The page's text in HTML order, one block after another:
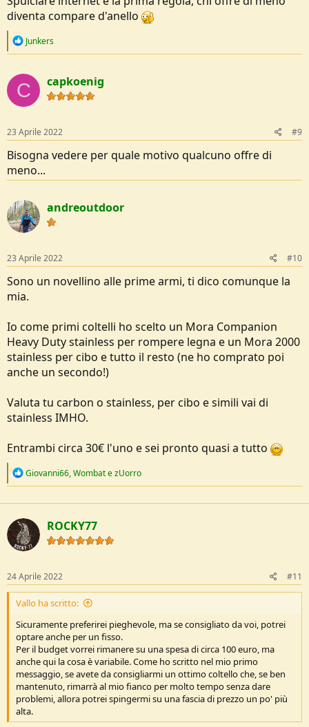
diventa compare d'anello
R
c
t
i
o
s
:
Junkers
C capkoenig
23 Aprile 2022 #9
Bisogna vedere per quale motivo qualcuno offre di
meno...
andreoutdoor
23 Aprile 2022 #10
Sono un novellino alle prime armi, ti dico comunque la
mia.
Io come primi coltelli ho scelto un Mora Companion
Heavy Duty stainless per rompere legna e un Mora 2000
stainless per cibo e tutto il resto (ne ho comprato poi
anche un secondo!)
Valuta tu carbon o stainless, per cibo e simili vai di
stainless IMHO.
Entrambi circa 30€ l'uno e sei pronto quasi a tutto
R
c
t
i
o
n
Giovanni66,WombatezUorro
ROCKY77
24 Aprile 2022 #11
Vallo ha scritto:
Sicuramente preferirei pieghevole, ma se consigliato da voi, potrei
optare anche per un fisso.
Per il budget vorrei rimanere su una spesa di circa 100 euro, ma
anche qui la cosa è variabile. Come ho scritto nel mio primo
messaggio, se avete da consigliarmi un ottimo coltello che, se ben
mantenuto, rimarrà al mio fianco per molto tempo senza dare
problemi, allora potrei spingermi su una fascia di prezzo un po' più
alta.